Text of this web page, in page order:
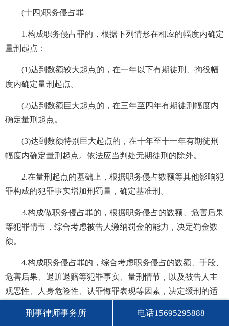
(十四)职务侵占罪
1.构成职务侵占罪的，根据下列情形在相应的幅度内确定
量刑起点：
(1)达到数额较大起点的，在一年以下有期徒刑、拘役幅
度内确定量刑起点。
(2)达到数额巨大起点的，在三年至四年有期徒刑幅度内
确定量刑起点。
(3)达到数额特别巨大起点的，在十年至十一年有期徒刑
幅度内确定量刑起点。依法应当判处无期徒刑的除外。
2.在量刑起点的基础上，根据职务侵占数额等其他影响犯
罪构成的犯罪事实增加刑罚量，确定基准刑。
3.构成做职务侵占罪的，根据职务侵占的数额、危害后果
等犯罪情节，综合考虑被告人缴纳罚金的能力，决定罚金数
额。
4.构成职务侵占罪的，综合考虑职务侵占的数额、手段、
危害后果、退赃退赔等犯罪事实、量刑情节，以及被告人主
观恶性、人身危险性、认罪悔罪表现等因素，决定缓刑的适
刑事律师事务所 电话15695295888